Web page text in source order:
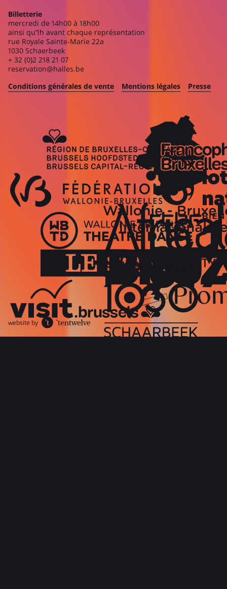
Billetterie
mercredi de 14h00 à 18h00
ainsi qu’1h avant chaque représentation
rue Royale Sainte-Marie 22a
1030 Schaerbeek
+ 32 (0)2 218 21 07
reservation@halles.be
Conditions générales de vente
Mentions légales Presse
website by